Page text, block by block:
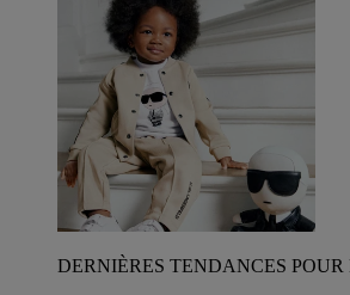
DERNIÈRES TENDANCES POUR